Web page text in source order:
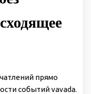
прямо
событий vavada.